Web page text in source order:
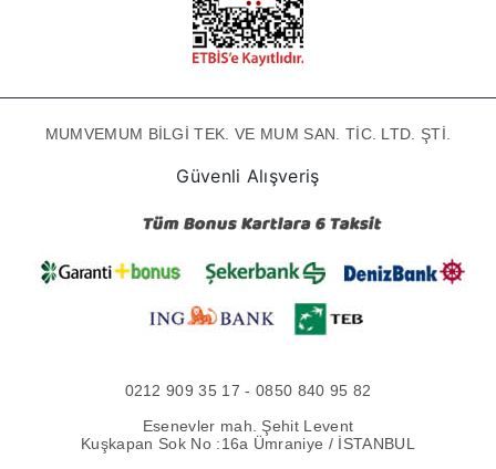
MUMVEMUM BİLGİ TEK. VE MUM SAN. TİC. LTD. ŞTİ.
Güvenli Alışveriş
0212 909 35 17 - 0850 840 95 82
Esenevler mah. Şehit Levent
Kuşkapan Sok No :16a Ümraniye / İSTANBUL